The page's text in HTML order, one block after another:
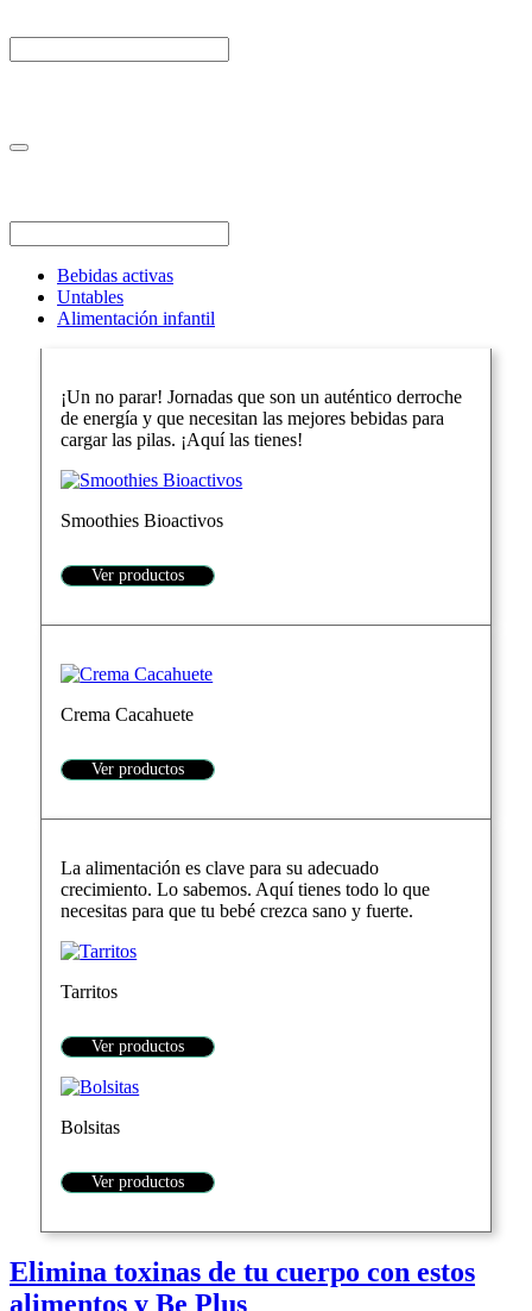
Bebidas activas
Untables
Alimentación infantil
¡Un no parar! Jornadas que son un auténtico derroche
de energía y que necesitan las mejores bebidas para
cargar las pilas. ¡Aquí las tienes!
Smoothies Bioactivos
Ver productos
Crema Cacahuete
Ver productos
La alimentación es clave para su adecuado
crecimiento. Lo sabemos. Aquí tienes todo lo que
necesitas para que tu bebé crezca sano y fuerte.
Tarritos
Ver productos
Bolsitas
Ver productos
Elimina toxinas de tu cuerpo con estos
alimentos y Be Plus